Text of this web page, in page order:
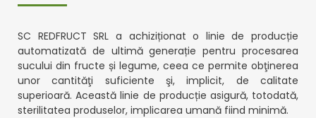
SC REDFRUCT SRL a achiziționat o linie de producție
automatizată de ultimă generație pentru procesarea
sucului din fructe și legume, ceea ce permite obţinerea
unor cantităţi suficiente şi, implicit, de calitate
superioară. Această linie de producție asigură, totodată,
sterilitatea produselor, implicarea umană fiind minimă.